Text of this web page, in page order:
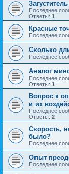
Последнее
Ответы: 1
Красные
Последнее
Сколько
Последнее
Аналог
Последнее
Ответы: 1
Вопрос к
и их
Последнее
Ответы: 2
Скорость,
было?
Последнее
Опыт
Последнее